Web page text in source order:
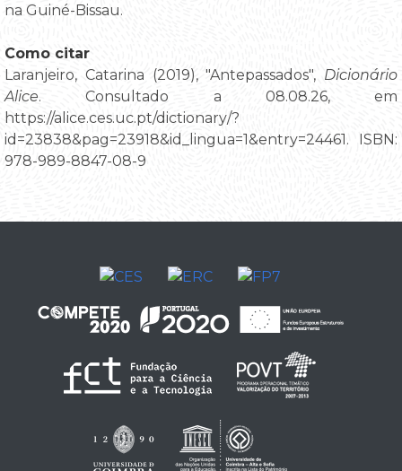
na Guiné-Bissau.
Como citar
Laranjeiro, Catarina (2019), "Antepassados", Dicionário
Alice. Consultado a 08.08.26, em
https://alice.ces.uc.pt/dictionary/?
id=23838&pag=23918&id_lingua=1&entry=24461. ISBN:
978-989-8847-08-9